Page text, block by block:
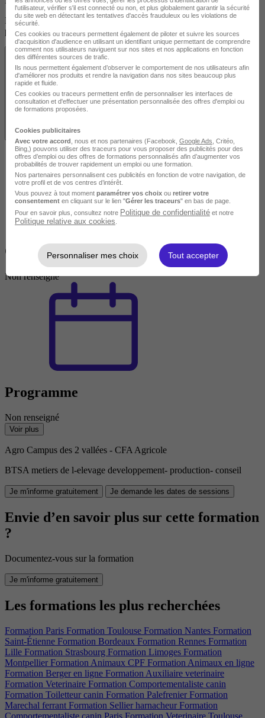
Découvrez les localités disponibles pour suivre cette formation en
présentiel.
Voir les localités
Objectifs
Non renseigné
Programme
Non renseigné
Voir plus
Agro Campus des 2 vallées - CFA Agricole
BTSA metiers de l-elevage developpement- production- conseil
Je m'informe gratuitement Je demande les dates de sessions
Envie d’en savoir plus sur cette formation
?
Documentez-vous sur la formation
Je m'informe gratuitement
Les formations les plus recherchées
Formation Paris Formation Toulouse Formation Nantes Formation
Saint-Étienne Formation Bordeaux Formation Rennes Formation
Lille Formation Strasbourg Formation Limoges Formation
Montpellier Formation Animaux CPF Formation Animaux en ligne
Formation Berger en ligne Formation Auxiliaire veterinaire
Formation Veterinaire Formation Comportementaliste canin
Formation Toiletteur canin Formation Palefrenier Formation
Marechal ferrant Formation Sellier harnacheur Formation
Comportementaliste canin Paris Formation Veterinaire Toulouse
l'utilisateur, vérifier s'il est connecté ou non, et plus globalement garantir la sécurité
du site web en détectant les tentatives d'accès frauduleux ou les violations de
sécurité.
Ces cookies ou traceurs permettent également de piloter et suivre les sources
d'acquisition d'audience en utilisant un identifiant unique permettant de comprendre
comment nos utilisateurs naviguent sur nos sites et nos applications en fonction
des différentes sources de trafic.
Ils nous permettent également d’observer le comportement de nos utilisateurs afin
d'améliorer nos produits et rendre la navigation dans nos sites beaucoup plus
rapide et fluide.
Ces cookies ou traceurs permettent enfin de personnaliser les interfaces de
consultation et d'effectuer une présentation personnalisée des offres d'emploi ou
de formations proposées.
Cookies publicitaires
Avec votre accord , nous et nos partenaires (Facebook, Google Ads , Critéo,
Bing,) pouvons utiliser des traceurs pour vous proposer des publicités pour des
offres d’emploi ou des offres de formations personnalisés afin d’augmenter vos
probabilités de trouver rapidement un emploi ou une formation.
Nos partenaires personnalisent ces publicités en fonction de votre navigation, de
votre profil et de vos centres d’intérêt.
Vous pouvez à tout moment paramétrer vos choix ou retirer votre
consentement en cliquant sur le lien "Gérer les traceurs" en bas de page.
Pour en savoir plus, consultez notre Politique de confidentialité et notre
Politique relative aux cookies
Personnaliser mes choix Tout accepter